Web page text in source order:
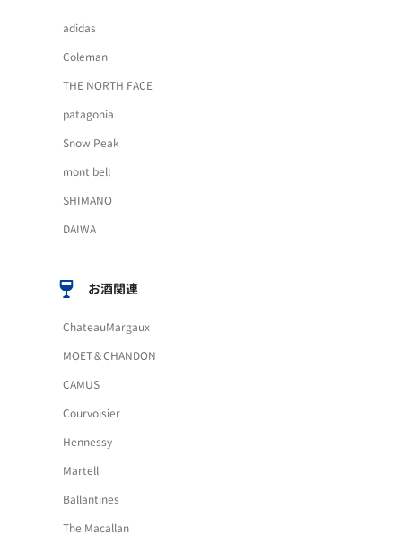
adidas
Coleman
THE NORTH FACE
patagonia
Snow Peak
mont bell
SHIMANO
DAIWA
お酒関連
ChateauMargaux
MOET＆CHANDON
CAMUS
Courvoisier
Hennessy
Martell
Ballantines
The Macallan